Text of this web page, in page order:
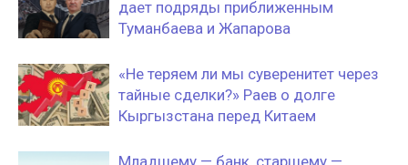
дает подряды приближенным
Туманбаева и Жапарова
«Не теряем ли мы суверенитет через
тайные сделки?» Раев о долге
Кыргызстана перед Китаем
Младшему — банк, старшему —